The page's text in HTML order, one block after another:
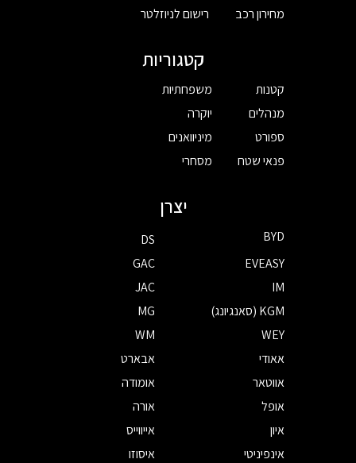
מחירון רכב
רישום לניוזלטר
קטגוריות
קטנות
מנהלים
ספורט
פנאי שטח
משפחתיות
יוקרה
מיניוואנים
מסחרי
יצרן
BYD
DS
EVEASY
GAC
IM
JAC
KGM (סאנגיונג)
MG
WEY
WM
אאודי
אבארט
אווטאר
אומודה
אופל
אורה
איון
אייווייס
אינפיניטי
איסוזו